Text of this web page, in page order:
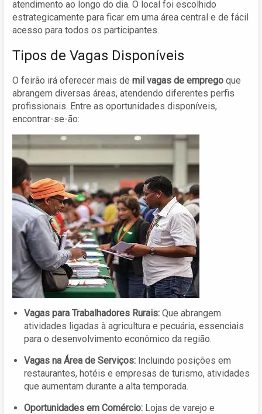
atendimento ao longo do dia. O local foi escolhido
estrategicamente para ficar em uma área central e de fácil
acesso para todos os participantes.
Tipos de Vagas Disponíveis
O feirão irá oferecer mais de mil vagas de emprego que
abrangem diversas áreas, atendendo diferentes perfis
profissionais. Entre as oportunidades disponíveis,
encontrar-se-ão:
Vagas para Trabalhadores Rurais: Que abrangem
atividades ligadas à agricultura e pecuária, essenciais
para o desenvolvimento econômico da região.
Vagas na Área de Serviços: Incluindo posições em
restaurantes, hotéis e empresas de turismo, atividades
que aumentam durante a alta temporada.
Oportunidades em Comércio: Lojas de varejo e